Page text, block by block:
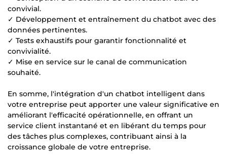
convivial.
✓ Développement et entraînement du chatbot avec des
données pertinentes.
✓ Tests exhaustifs pour garantir fonctionnalité et
convivialité.
✓ Mise en service sur le canal de communication
souhaité.
En somme, l'intégration d'un chatbot intelligent dans
votre entreprise peut apporter une valeur significative en
améliorant l'efficacité opérationnelle, en offrant un
service client instantané et en libérant du temps pour
des tâches plus complexes, contribuant ainsi à la
croissance globale de votre entreprise.